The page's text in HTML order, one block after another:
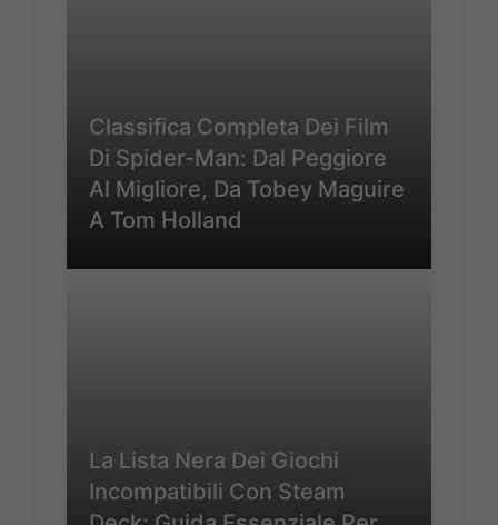
Classifica Completa Dei Film
Di Spider-Man: Dal Peggiore
Al Migliore, Da Tobey Maguire
A Tom Holland
La Lista Nera Dei Giochi
Incompatibili Con Steam